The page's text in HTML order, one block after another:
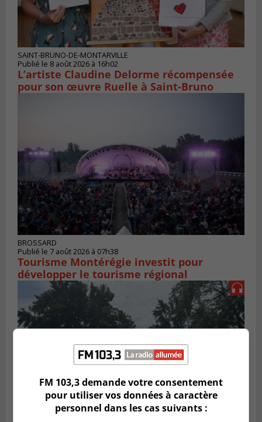
SAINT-BRUNO-DE-MONTARVILLE
Publié le 8 août 2026 à 16h02
L’artiste Claudine Delorme récompensée
pour son œuvre Ruelle à Saint-Bruno
BROSSARD
Publié le 7 août 2026 à 07h38
Tourisme Montérégie investit pour
développer le tourisme régional
FM 103,3 demande votre consentement
pour utiliser vos données à caractère
personnel dans les cas suivants :